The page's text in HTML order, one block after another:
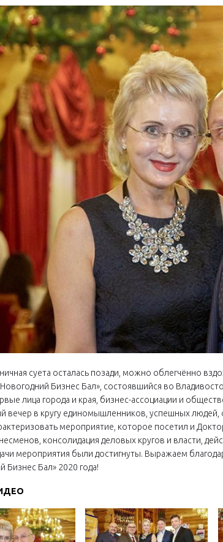
суета осталась позади, можно облегчённо
Бизнес Бал», состоявшийся во
лица города и края, бизнес-ассоциации и
вечер в кругу единомышленников, успешных
мероприятие, которое посетил и
консолидация деловых кругов и власти,
мероприятия были достигнуты. Выражаем
Бизнес Бал» 2020 года!